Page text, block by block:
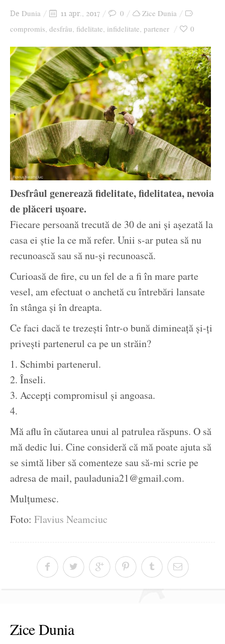
De Dunia 11 apr., 2017 0
Zice Dunia
compromis desfrâu fidelitate infidelitate partener 0
Desfrâul generează fidelitate, fidelitatea, nevoia
de plăceri ușoare.
Fiecare persoană trecută de 30 de ani și așezată la
casa ei știe la ce mă refer. Unii s-ar putea să nu
recunoască sau să nu-și recunoască.
Curioasă de fire, cu un fel de a fi în mare parte
vesel, am efectuat o anchetă cu întrebări lansate
în stânga și în dreapta.
Ce faci dacă te trezești într-o bună dimineață și-ți
privești partenerul ca pe un străin?
1. Schimbi partenerul.
2. Înseli.
3. Accepți compromisul și angoasa.
4.
Mă aflu în căutarea unui al patrulea răspuns. O să
mă dedic lui. Cine consideră că mă poate ajuta să
se simtă liber să comenteze sau să-mi scrie pe
adresa de mail, pauladunia21@gmail.com.
Mulțumesc.
Foto: Flavius Neamciuc
Zice Dunia